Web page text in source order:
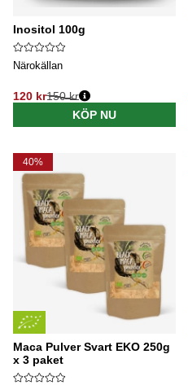
Inositol 100g
Närokällan
120 kr
Ordinarie pris:
150 kr
KÖP NU
40%
Maca Pulver Svart EKO 250g
x 3 paket